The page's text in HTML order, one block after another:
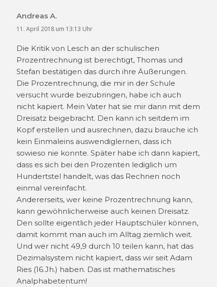
Andreas A.
11. April 2018 um 13:13 Uhr
Die Kritik von Lesch an der schulischen
Prozentrechnung ist berechtigt, Thomas und
Stefan bestätigen das durch ihre Äußerungen.
Die Prozentrechnung, die mir in der Schule
versucht wurde beizubringen, habe ich auch
nicht kapiert. Mein Vater hat sie mir dann mit dem
Dreisatz beigebracht. Den kann ich seitdem im
Kopf erstellen und ausrechnen, dazu brauche ich
kein Einmaleins auswendiglernen, dass ich
sowieso nie konnte. Später habe ich dann kapiert,
dass es sich bei den Prozenten lediglich um
Hundertstel handelt, was das Rechnen noch
einmal vereinfacht.
Andererseits, wer keine Prozentrechnung kann,
kann gewöhnlicherweise auch keinen Dreisatz.
Den sollte eigentlich jeder Hauptschüler können,
damit kommt man auch im Alltag ziemlich weit.​
Und wer nicht 49,9 durch 10 teilen kann, hat das
Dezimalsystem nicht kapiert, dass wir seit Adam
Ries (16.Jh.) haben. Das ist mathematisches
Analphabetentum!